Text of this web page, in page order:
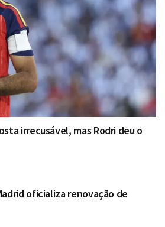
irrecusável, mas Rodri deu o
oficializa renovação de